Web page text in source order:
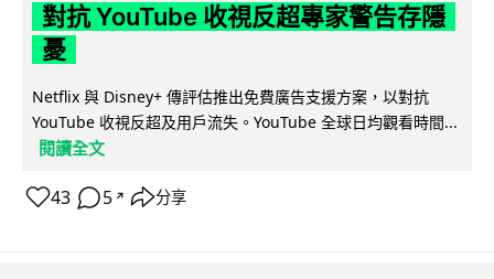
對抗 YouTube 收視反超專家警告存隱
憂
Netflix 與 Disney+ 傳評估推出免費廣告支援方案，以對抗
YouTube 收視反超及用戶流失。YouTube 全球日均觀看時間...
閱讀全文
43 5 ↗ 分享